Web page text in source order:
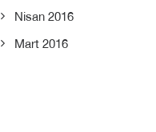
Nisan 2016
Mart 2016